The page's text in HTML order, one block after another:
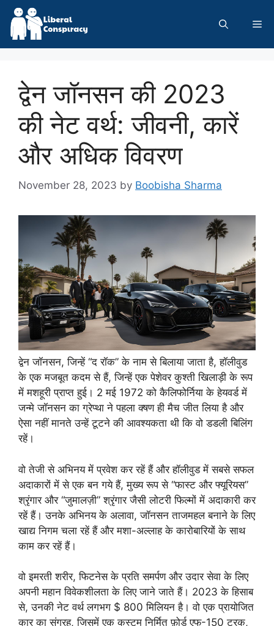
Skip
content
द्वेन जॉनसन की 2023
की नेट वर्थ: जीवनी, कारें
और अधिक विवरण
November 28, 2023 by Boobisha Sharma
द्वेन जॉनसन, जिन्हें “द रॉक” के नाम से बिलाया जाता है, हॉलीवुड
के एक मजबूत कदम से हैं, जिन्हें एक पेशेवर कुश्ती खिलाड़ी के रूप
में मशहूरी प्राप्त हुई। 2 मई 1972 को कैलिफोर्निया के हेयवर्ड में
जन्मे जॉनसन का ग्रेप्था ने पहला क्‍षण ही मैच जीत लिया है और
ऐसा नहीं मानते उन्हें टूटने की आवश्यकता थी कि वो डडली बिलिंग
रहें।
वो तेजी से अभिनय में प्रवेश कर रहें हैं और हॉलीवुड में सबसे सफल
अदाकारों में से एक बन गये हैं, मुख्य रूप से “फास्ट और फ्‍यूरियस”
श्रृंगार और “जुमालज़ी” श्रृंगार जैसी लोटरी फ‍िल्मों में अदाकारी कर
रहें हैं। उनके अभिनय के अलावा, जॉनसन ताजमहल बनाने के लिए
खाद्य न‍िगम चला रहें हैं और मशा-अल्लाह के कारोबारियों के साथ
काम कर रहें हैं।
वो इमरती शरीर, फिटनेस के प्रति समर्पण और उदार सेवा के लिए
अपनी महान विवेकशीलता के लिए जाने जाते हैं। 2023 के हिसाब
से, उनकी नेट वर्थ लगभग $ 800 मिलियन है। वो एक प्रायोजित
कार का संग्रह, जिसमें एक कस्टम निर्मित फ़ोर्ड एफ-150 ट्रक,